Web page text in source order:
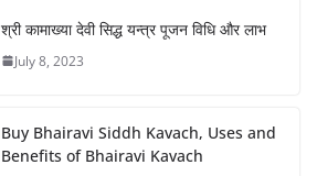
श्री कामाख्या देवी सिद्ध यन्त्र पूजन विधि और लाभ
July 8, 2023
Buy Bhairavi Siddh Kavach, Uses and
Benefits of Bhairavi Kavach